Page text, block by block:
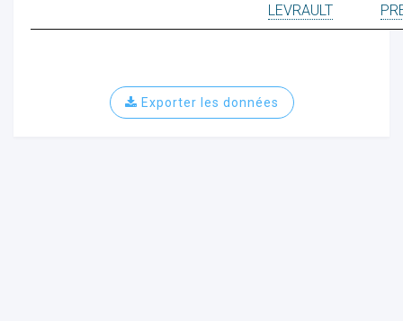
LEVRAULT
Exporter les données